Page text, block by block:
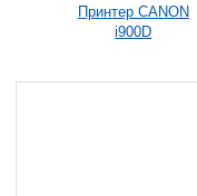
Принтер CANON
i900D